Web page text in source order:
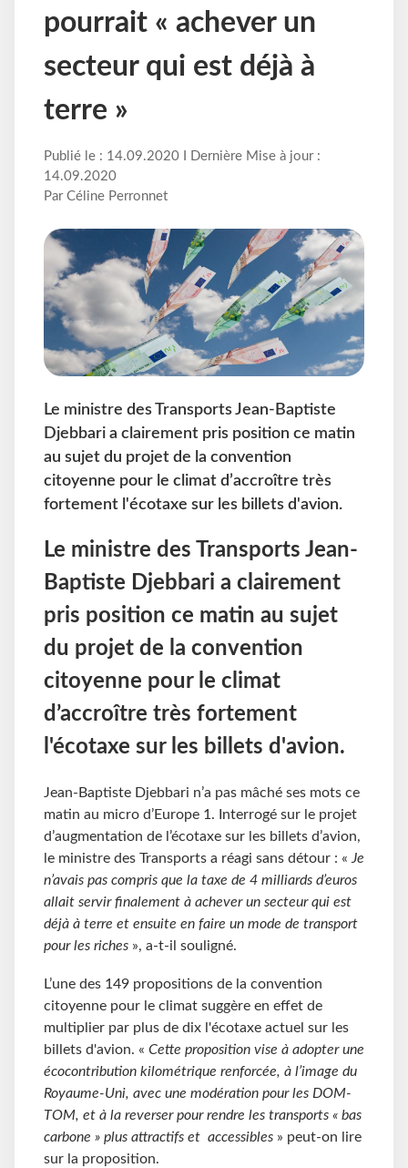
pourrait « achever un
secteur qui est déjà à
terre »
Publié le : 14.09.2020 I Dernière Mise à jour :
14.09.2020
Par Céline Perronnet
Le ministre des Transports Jean-Baptiste
Djebbari a clairement pris position ce matin
au sujet du projet de la convention
citoyenne pour le climat d’accroître très
fortement l'écotaxe sur les billets d'avion.
Le ministre des Transports Jean-
Baptiste Djebbari a clairement
pris position ce matin au sujet
du projet de la convention
citoyenne pour le climat
d’accroître très fortement
l'écotaxe sur les billets d'avion.
Jean-Baptiste Djebbari n’a pas mâché ses mots ce
matin au micro d’Europe 1. Interrogé sur le projet
d’augmentation de l’écotaxe sur les billets d’avion,
le ministre des Transports a réagi sans détour : «Je
n’avais pas compris que la taxe de 4 milliards d’euros
allait servir finalement à achever un secteur qui est
déjà à terre et ensuite en faire un mode de transport
pour les riches », a-t-il souligné.
L’une des 149 propositions de la convention
citoyenne pour le climat suggère en effet de
multiplier par plus de dix l'écotaxe actuel sur les
billets d'avion. « Cette proposition vise à adopter une
écocontribution kilométrique renforcée, à l’image du
Royaume-Uni, avec une modération pour les DOM-
TOM, et à la reverser pour rendre les transports « bas
carbone » plus attractifs et accessibles » peut-on lire
sur la proposition.